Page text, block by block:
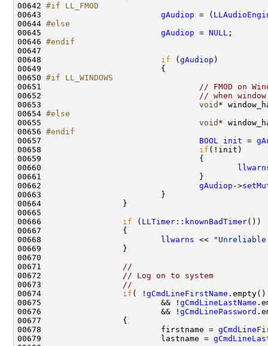
00642 #if LL_FMOD
00643
gAudiop = (
00644 #else
00645
gAudiop = NULL
00646 #endif
00647
00648 if ( gAudiop
00650 #if LL_WINDOWS
00651
// FMOD on
00652
// when
00653 void *
00654 #else
00655
void *
00656 #endif
00657
BOOL init =
00658 if
00660
00662 gAudiop ->
00666 if ( LLTimer::knownBadTimer
00668
llwarns <<
00671
//
00672
// Log on to system
00673
//
00674 if ( ! gCmdLineFirstName
00675                         && ! gCmdLineLastName
00676                         && ! gCmdLinePassword
00678                         firstname =
00679                         lastname =